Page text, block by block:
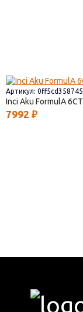
Артикул: 0ff5cd358745
Inci Aku FormulА 6СТ
7992 ₽